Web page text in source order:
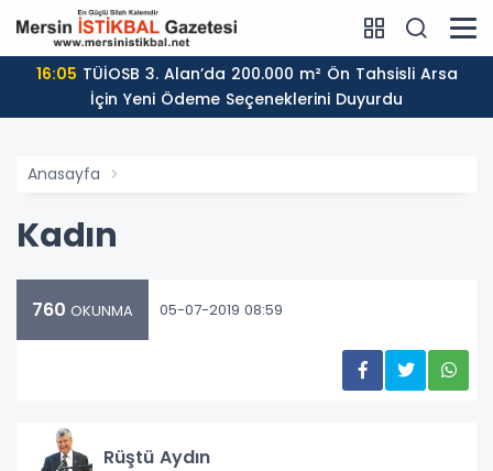
16:05
İçin Yeni Ödeme Seçeneklerini Duyurdu
Anasayfa
Kadın
760 OKUNMA 05-07-2019 08:59
Rüştü Aydın